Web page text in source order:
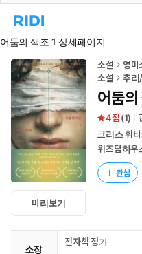
리
홈
로
이
동
어둠의 색조 1 상세페이지
미리보기
소설
영미
소설
추
어둠의
4 (1)
크리스 휘타
위즈덤하우
관심
소장
전자책 정가